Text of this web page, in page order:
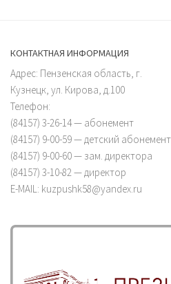
КОНТАКТНАЯ ИНФОРМАЦИЯ
Адрес: Пензенская область, г.
Кузнецк, ул. Кирова, д.100
Телефон:
(84157) 3-26-14 — абонемент
(84157) 9-00-59 — детский абонемент
(84157) 9-00-60 — зам. директора
(84157) 3-10-82 — директор
E-MAIL: kuzpushk58@yandex.ru